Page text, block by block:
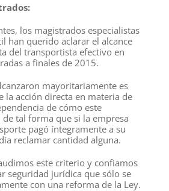
los magistrados especialistas
han querido aclarar el alcance
del transportista efectivo en
a finales de 2015.
mayoritariamente es
la acción directa en materia de
de cómo este
tal forma que si la empresa
pagó íntegramente a su
reclamar cantidad alguna.
este criterio y confiamos
seguridad jurídica que sólo se
con una reforma de la Ley.